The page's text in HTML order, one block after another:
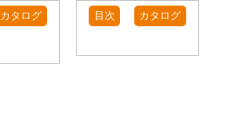
カタログ 目次 カタログ